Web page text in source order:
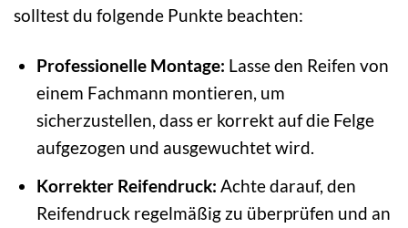
solltest du folgende Punkte beachten:
Professionelle Montage: Lasse den Reifen von
einem Fachmann montieren, um
sicherzustellen, dass er korrekt auf die Felge
aufgezogen und ausgewuchtet wird.
Korrekter Reifendruck: Achte darauf, den
Reifendruck regelmäßig zu überprüfen und an